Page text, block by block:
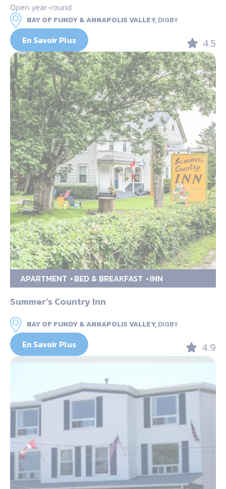
Open year-round
BAY OF FUNDY & ANNAPOLIS VALLEY,DIGBY
En Savoir Plus 4.5
APARTMENT BED & BREAKFAST INN
Summer’s Country Inn
BAY OF FUNDY & ANNAPOLIS VALLEY,DIGBY
En Savoir Plus 4.9